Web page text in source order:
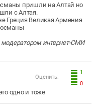
пришли на Алтай но
с Алтая.
Греция Великая Армения
османы
интернет-СМИ
1
0
Оценить:
одно и тоже